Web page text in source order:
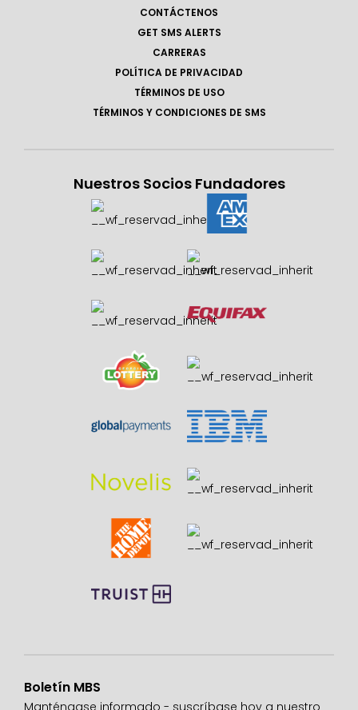
CONTÁCTENOS
GET SMS ALERTS
CARRERAS
POLÍTICA DE PRIVACIDAD
TÉRMINOS DE USO
TÉRMINOS Y CONDICIONES DE SMS
Nuestros Socios Fundadores
Boletín MBS